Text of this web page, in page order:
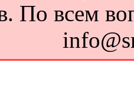
По всем